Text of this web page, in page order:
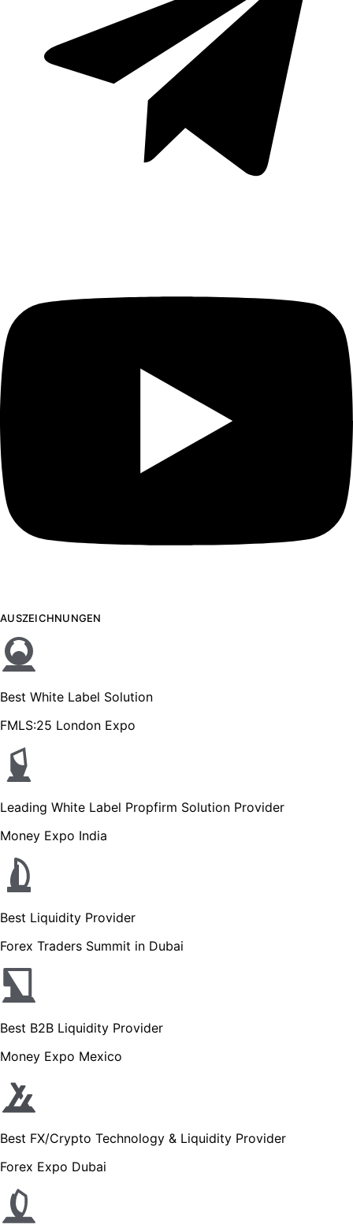
AUSZEICHNUNGEN
Best White Label Solution
FMLS:25 London Expo
Leading White Label Propfirm Solution Provider
Money Expo India
Best Liquidity Provider
Forex Traders Summit in Dubai
Best B2B Liquidity Provider
Money Expo Mexico
Best FX/Crypto Technology & Liquidity Provider
Forex Expo Dubai